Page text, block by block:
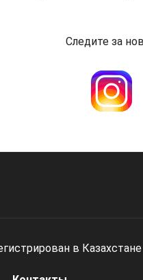
Следите за
в